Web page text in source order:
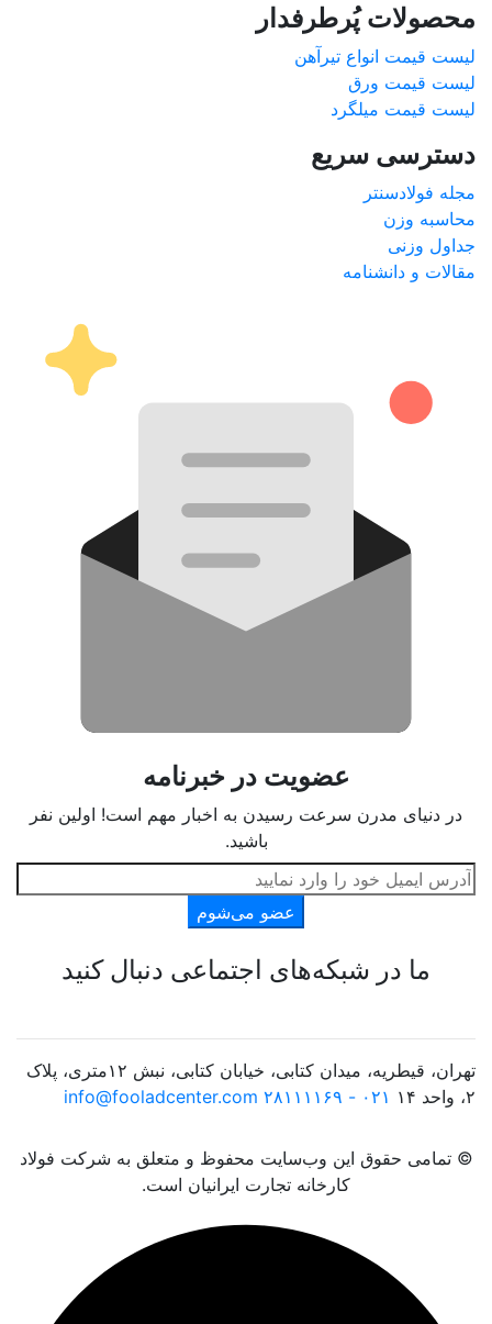
محصولات پُرطرفدار
لیست قیمت انواع تیرآهن
لیست قیمت ورق
لیست قیمت میلگرد
دسترسی سریع
مجله فولادسنتر
محاسبه وزن
جداول وزنی
مقالات و دانشنامه
عضویت در خبرنامه
در دنیای مدرن سرعت رسیدن به اخبار مهم است! اولین نفر
باشید.
عضو می‌شوم
ما در شبکه‌های اجتماعی دنبال کنید
تهران، قیطریه، میدان کتابی، خیابان کتابی، نبش ۱۲متری، پلاک
۲، واحد ۱۴
۰۲۱ - ۲۸۱۱۱۱۶۹ info@fooladcenter.com
© تمامی حقوق این وب‌سایت محفوظ و متعلق به شرکت فولاد
کارخانه تجارت ایرانیان است.